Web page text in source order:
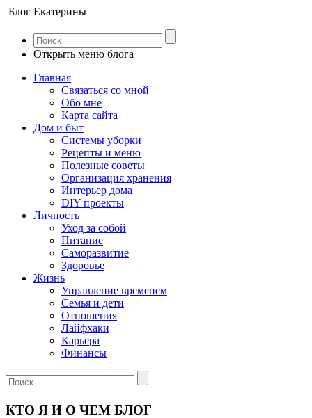
Блог Екатерины
Открыть меню блога
Главная
Связаться со мной
Обо мне
Карта сайта
Дом и быт
Системы уборки
Рецепты и меню
Полезные советы
Организация хранения
Интерьер дома
DIY проекты
Личность
Уход за собой
Питание
Саморазвитие
Здоровье
Жизнь
Управление временем
Семья и дети
Отношения
Лайфхаки
Карьера
Финансы
КТО Я И О ЧЕМ БЛОГ